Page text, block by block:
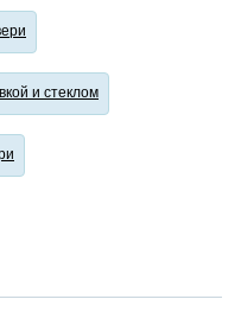
и стеклом